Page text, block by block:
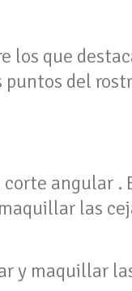
los que
del
corte angular .
las
y maquillar